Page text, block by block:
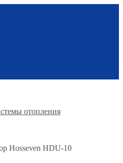
отопления
Hosseven HDU-10